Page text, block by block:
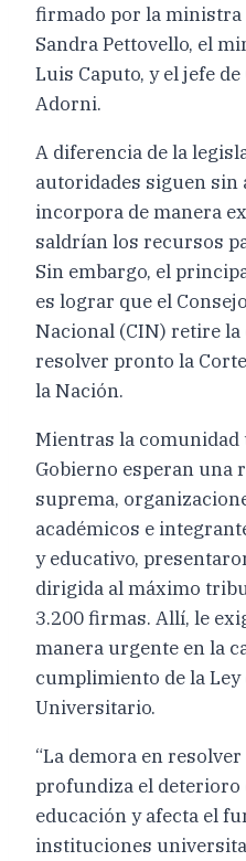
firmado por la ministra
Sandra Pettovello, el
Luis Caputo, y el jefe
Adorni.
A diferencia de la
autoridades siguen sin
incorpora de manera
saldrían los recursos
Sin embargo, el
es lograr que el
Nacional (CIN) retire la
resolver pronto la
la Nación.
Mientras la
Gobierno esperan una
suprema,
académicos e
y educativo,
dirigida al máximo
3.200 firmas. Allí, le
manera urgente en la
cumplimiento de la
Universitario.
“La demora en
profundiza el deterioro
educación y afecta el
instituciones